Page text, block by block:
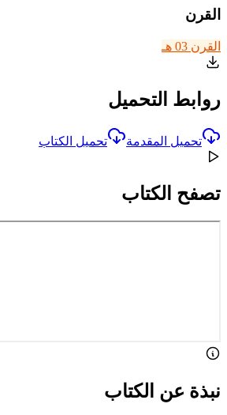
القرن
القرن 03 هـ
روابط التحميل
تحميل المقدمة تحميل الكتاب
تصفح الكتاب
نبذة عن الكتاب